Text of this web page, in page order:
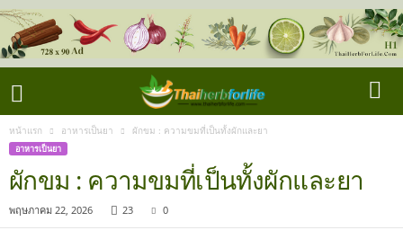
หน้าแรก อาหารเป็นยา ผักขม : ความขมที่เป็นทั้งผักและยา
อาหารเป็นยา
ผักขม : ความขมที่เป็นทั้งผักและยา
พฤษภาคม 22, 2026 23 0